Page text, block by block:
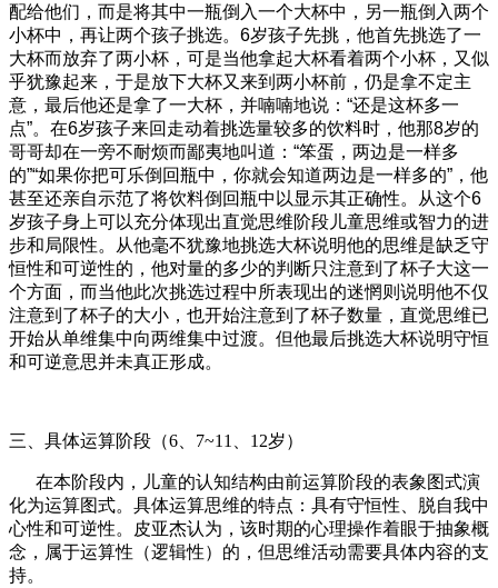
配给他们，而是将其中一瓶倒入一个大杯中，另一瓶倒入两个
小杯中，再让两个孩子挑选。6岁孩子先挑，他首先挑选了一
大杯而放弃了两小杯，可是当他拿起大杯看着两个小杯，又似
乎犹豫起来，于是放下大杯又来到两小杯前，仍是拿不定主
意，最后他还是拿了一大杯，并喃喃地说：“还是这杯多一
点”。在6岁孩子来回走动着挑选量较多的饮料时，他那8岁的
哥哥却在一旁不耐烦而鄙夷地叫道：“笨蛋，两边是一样多
的”“如果你把可乐倒回瓶中，你就会知道两边是一样多的”，他
甚至还亲自示范了将饮料倒回瓶中以显示其正确性。从这个6
岁孩子身上可以充分体现出直觉思维阶段儿童思维或智力的进
步和局限性。从他毫不犹豫地挑选大杯说明他的思维是缺乏守
恒性和可逆性的，他对量的多少的判断只注意到了杯子大这一
个方面，而当他此次挑选过程中所表现出的迷惘则说明他不仅
注意到了杯子的大小，也开始注意到了杯子数量，直觉思维已
开始从单维集中向两维集中过渡。但他最后挑选大杯说明守恒
和可逆意思并未真正形成。
三、具体运算阶段（6、7~11、12岁）
在本阶段内，儿童的认知结构由前运算阶段的表象图式演
化为运算图式。具体运算思维的特点：具有守恒性、脱自我中
心性和可逆性。皮亚杰认为，该时期的心理操作着眼于抽象概
念，属于运算性（逻辑性）的，但思维活动需要具体内容的支
持。